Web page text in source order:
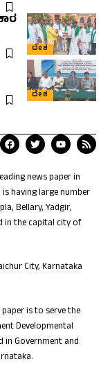
ದೇಶ
ದೇಶ
news paper in
having large number
Bellary, Yadgir,
in the capital city of
City, Karnataka
is to serve the
Developmental
in Government and